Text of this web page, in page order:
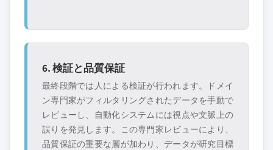
6. 検証と品質保証
最終段階では人による検証が行われます。ドメイ
ン専門家がフィルタリングされたデータを手動で
レビューし、自動化システムには視点や文脈上の
誤りを発見します。この専門家レビューにより、
品質保証の重要な層が加わり、データが研究目標